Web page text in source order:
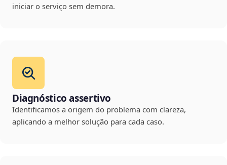
iniciar o serviço sem demora.
Diagnóstico assertivo
Identificamos a origem do problema com clareza,
aplicando a melhor solução para cada caso.